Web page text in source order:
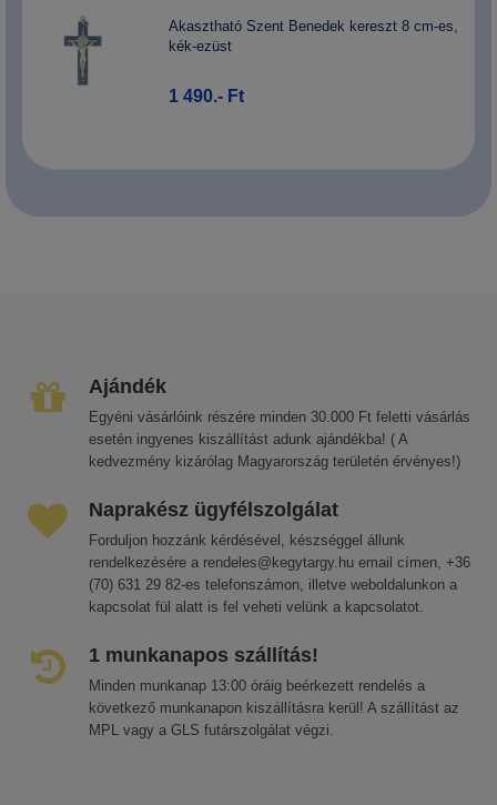
Akasztható Szent Benedek kereszt 8 cm-es,
kék-ezüst
1 490.- Ft
Ajándék
Egyéni vásárlóink részére minden 30.000 Ft feletti vásárlás
esetén ingyenes kiszállítást adunk ajándékba! ( A
kedvezmény kizárólag Magyarország területén érvényes!)
Naprakész ügyfélszolgálat
Forduljon hozzánk kérdésével, készséggel állunk
rendelkezésére a rendeles@kegytargy.hu email címen, +36
(70) 631 29 82-es telefonszámon, illetve weboldalunkon a
kapcsolat fül alatt is fel veheti velünk a kapcsolatot.
1 munkanapos szállítás!
Minden munkanap 13:00 óráig beérkezett rendelés a
következő munkanapon kiszállításra kerül! A szállítást az
MPL vagy a GLS futárszolgálat végzi.